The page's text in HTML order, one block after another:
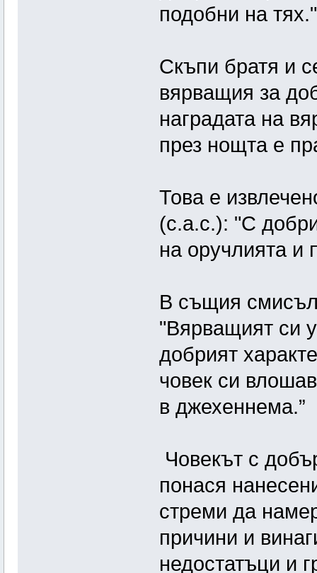
подобни на тях."
Скъпи братя и
вярващия за
наградата на
през нощта е
Това е
(с.а.с.): "С
на оручлията и
В същия
"Вярващият си
добрият
човек си
в джехеннема.”
Човекът с
понася
стреми да
причини и
недостатъци и